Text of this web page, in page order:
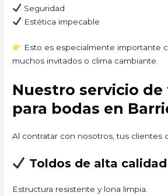
Seguridad
Estética impecable
Esto es especialmente importante
muchos invitados o clima cambiante.
Nuestro servicio
para bodas en
Al contratar con nosotros, tus clientes
Toldos de alta calidad
Estructura resistente y lona limpia.